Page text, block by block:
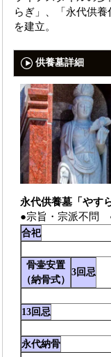
らぎ」、「永代供
を建立。
供養墓詳細
永代供養墓「やす
●宗旨・宗派不問
合祀
骨壷安置
（納骨式）
3回忌
13回忌
永代納骨